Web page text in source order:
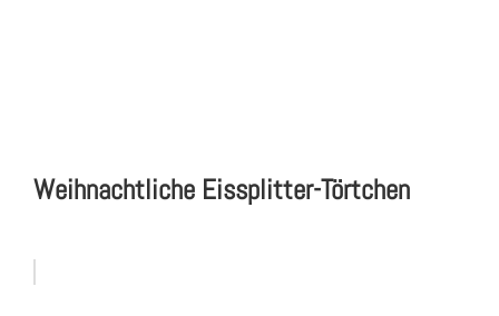
Weihnachtliche Eissplitter-Törtchen